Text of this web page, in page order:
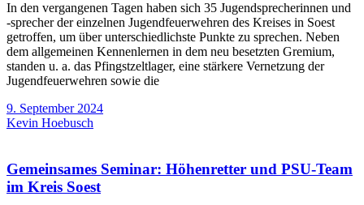
In den vergangenen Tagen haben sich 35 Jugendsprecherinnen und
-sprecher der einzelnen Jugendfeuerwehren des Kreises in Soest
getroffen, um über unterschiedlichste Punkte zu sprechen. Neben
dem allgemeinen Kennenlernen in dem neu besetzten Gremium,
standen u. a. das Pfingstzeltlager, eine stärkere Vernetzung der
Jugendfeuerwehren sowie die
9. September 2024
Kevin Hoebusch
Gemeinsames Seminar: Höhenretter und PSU-Team
im Kreis Soest